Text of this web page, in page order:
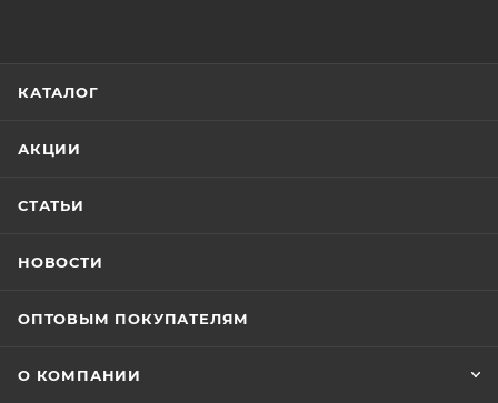
КАТАЛОГ
АКЦИИ
СТАТЬИ
НОВОСТИ
ОПТОВЫМ ПОКУПАТЕЛЯМ
О КОМПАНИИ